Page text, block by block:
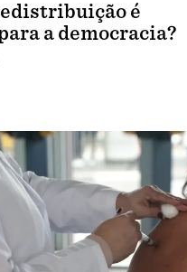
é
a democracia?